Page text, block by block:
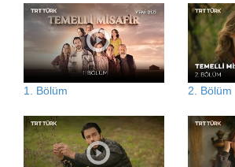
1. Bölüm 2. Bölüm